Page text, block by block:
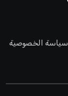
سياسة الخصوصية